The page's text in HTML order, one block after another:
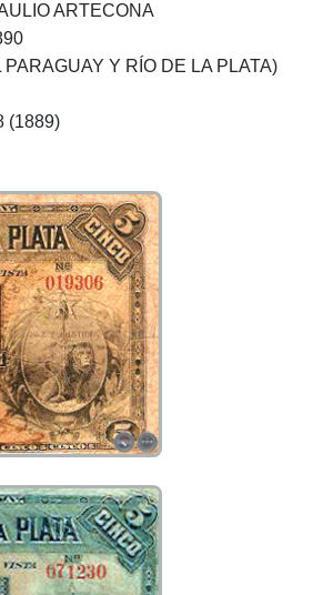
ARTECONA
Y RÍO DE LA PLATA)
(1889)